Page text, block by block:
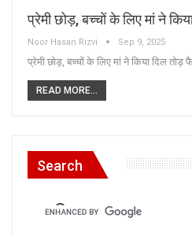
प्रेमी छोड़, बच्चों के लिए मां ने
Noor Hasan Rizvi Sep 9, 2025
प्रेमी छोड़, बच्चों के लिए मां ने किया दिल तोड़
READ MORE...
Search